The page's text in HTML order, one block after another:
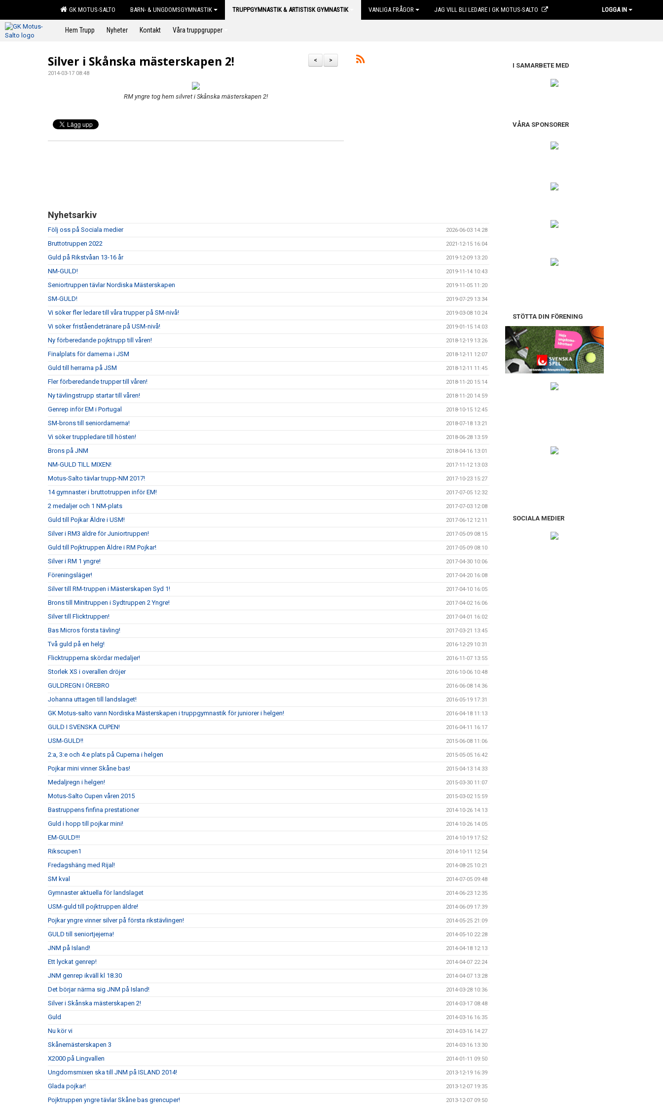
GK MOTUS-SALTO BARN- & UNGDOMSGYMNASTIK TRUPPGYMNASTIK & ARTISTISK GYMNASTIK VANLIGA FRÅGOR JAG VILL BLI LEDARE I GK MOTUS-SALTO LOGGA IN
Hem Trupp Nyheter Kontakt Våra truppgrupper
>
<
Silver i Skånska mästerskapen 2!
2014-03-17 08:48
RM yngre tog hem silvret i Skånska mästerskapen 2!
Nyhetsarkiv
Följ oss på Sociala medier 2026-06-03 14:28
Bruttotruppen 2022 2021-12-15 16:04
Guld på Rikstvåan 13-16 år 2019-12-09 13:20
NM-GULD! 2019-11-14 10:43
Seniortruppen tävlar Nordiska Mästerskapen 2019-11-05 11:20
SM-GULD! 2019-07-29 13:34
Vi söker fler ledare till våra trupper på SM-nivå! 2019-03-08 10:24
Vi söker friståendetränare på USM-nivå! 2019-01-15 14:03
Ny förberedande pojktrupp till våren! 2018-12-19 13:26
Finalplats för damerna i JSM 2018-12-11 12:07
Guld till herrarna på JSM 2018-12-11 11:45
Fler förberedande trupper till våren! 2018-11-20 15:14
Ny tävlingstrupp startar till våren! 2018-11-20 14:59
Genrep inför EM i Portugal 2018-10-15 12:45
SM-brons till seniordamerna! 2018-07-18 13:21
Vi söker truppledare till hösten! 2018-06-28 13:59
Brons på JNM 2018-04-16 13:01
NM-GULD TILL MIXEN! 2017-11-12 13:03
Motus-Salto tävlar trupp-NM 2017! 2017-10-23 15:27
14 gymnaster i bruttotruppen inför EM! 2017-07-05 12:32
2 medaljer och 1 NM-plats 2017-07-03 12:08
Guld till Pojkar Äldre i USM! 2017-06-12 12:11
Silver i RM3 äldre för Juniortruppen! 2017-05-09 08:15
Guld till Pojktruppen Äldre i RM Pojkar! 2017-05-09 08:10
Silver i RM 1 yngre! 2017-04-30 10:06
Föreningsläger! 2017-04-20 16:08
Silver till RM-truppen i Mästerskapen Syd 1! 2017-04-10 16:05
Brons till Minitruppen i Sydtruppen 2 Yngre! 2017-04-02 16:06
Silver till Flicktruppen! 2017-04-01 16:02
Bas Micros första tävling! 2017-03-21 13:45
Två guld på en helg! 2016-12-29 10:31
Flicktrupperna skördar medaljer! 2016-11-07 13:55
Storlek XS i overallen dröjer 2016-10-06 10:48
GULDREGN I ÖREBRO 2016-06-08 14:36
Johanna uttagen till landslaget! 2016-05-19 17:31
GK Motus-salto vann Nordiska Mästerskapen i truppgymnastik för juniorer i helgen! 2016-04-18 11:13
GULD I SVENSKA CUPEN! 2016-04-11 16:17
USM-GULD!! 2015-06-08 11:06
2:a, 3:e och 4:e plats på Cuperna i helgen 2015-05-05 16:42
Pojkar mini vinner Skåne bas! 2015-04-13 14:33
Medaljregn i helgen! 2015-03-30 11:07
Motus-Salto Cupen våren 2015 2015-03-02 15:59
Bastruppens finfina prestationer 2014-10-26 14:13
Guld i hopp till pojkar mini! 2014-10-26 14:05
EM-GULD!!! 2014-10-19 17:52
Rikscupen1 2014-10-11 12:54
Fredagshäng med Rijal! 2014-08-25 10:21
SM kval 2014-07-05 09:48
Gymnaster aktuella för landslaget 2014-06-23 12:35
USM-guld till pojktruppen äldre! 2014-06-09 17:39
Pojkar yngre vinner silver på första rikstävlingen! 2014-05-25 21:09
GULD till seniortjejerna! 2014-05-10 22:28
JNM på Island! 2014-04-18 12:13
Ett lyckat genrep! 2014-04-07 22:24
JNM genrep ikväll kl 18.30 2014-04-07 13:28
Det börjar närma sig JNM på Island! 2014-03-28 10:36
Silver i Skånska mästerskapen 2! 2014-03-17 08:48
Guld 2014-03-16 16:35
Nu kör vi 2014-03-16 14:27
Skånemästerskapen 3 2014-03-16 13:30
X2000 på Lingvallen 2014-01-11 09:50
Ungdomsmixen ska till JNM på ISLAND 2014! 2013-12-19 16:39
Glada pojkar! 2013-12-07 19:35
Pojktruppen yngre tävlar Skåne bas grencuper! 2013-12-07 09:50
I SAMARBETE MED
VÅRA SPONSORER
STÖTTA DIN FÖRENING
SOCIALA MEDIER